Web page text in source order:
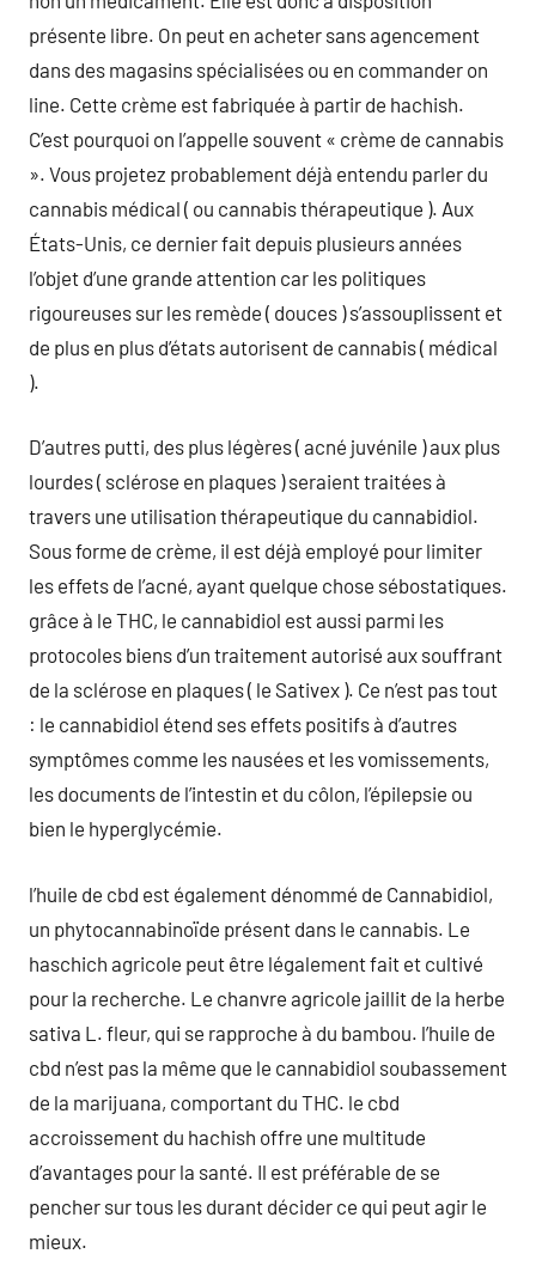
présente libre. On peut en acheter sans agencement
dans des magasins spécialisées ou en commander on
line. Cette crème est fabriquée à partir de hachish.
C’est pourquoi on l’appelle souvent « crème de cannabis
». Vous projetez probablement déjà entendu parler du
cannabis médical ( ou cannabis thérapeutique ). Aux
États-Unis, ce dernier fait depuis plusieurs années
l’objet d’une grande attention car les politiques
rigoureuses sur les remède ( douces ) s’assouplissent et
de plus en plus d’états autorisent de cannabis ( médical
).
D’autres putti, des plus légères ( acné juvénile ) aux plus
lourdes ( sclérose en plaques ) seraient traitées à
travers une utilisation thérapeutique du cannabidiol.
Sous forme de crème, il est déjà employé pour limiter
les effets de l’acné, ayant quelque chose sébostatiques.
grâce à le THC, le cannabidiol est aussi parmi les
protocoles biens d’un traitement autorisé aux souffrant
de la sclérose en plaques ( le Sativex ). Ce n’est pas tout
: le cannabidiol étend ses effets positifs à d’autres
symptômes comme les nausées et les vomissements,
les documents de l’intestin et du côlon, l’épilepsie ou
bien le hyperglycémie.
l’huile de cbd est également dénommé de Cannabidiol,
un phytocannabinoïde présent dans le cannabis. Le
haschich agricole peut être légalement fait et cultivé
pour la recherche. Le chanvre agricole jaillit de la herbe
sativa L. fleur, qui se rapproche à du bambou. l’huile de
cbd n’est pas la même que le cannabidiol soubassement
de la marijuana, comportant du THC. le cbd
accroissement du hachish offre une multitude
d’avantages pour la santé. Il est préférable de se
pencher sur tous les durant décider ce qui peut agir le
mieux.